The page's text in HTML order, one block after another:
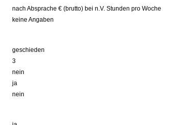
nach Absprache € (brutto) bei n.V. Stunden pro Woche
keine Angaben
geschieden
3
nein
ja
nein